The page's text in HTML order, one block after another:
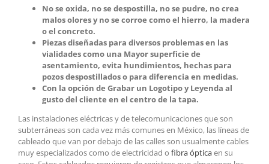
Las instalaciones eléctricas y de telecomunicaciones que son
subterráneas son cada vez más comunes en México, las líneas de
cableado que van por debajo de las calles son usualmente cables
muy especializados como de electricidad o fibra ópticaen su
No se oxida, no se despostilla, no se pudre, no crea
malos olores y no se corroe como el hierro, la madera
o el concreto.
Piezas diseñadas para diversos problemas en las
vialidades como una Mayor superficie de
asentamiento, evita hundimientos, hechas para
pozos despostillados o para diferencia en medidas.
Con la opción de Grabar un Logotipo y Leyenda al
gusto del cliente en el centro de la tapa.